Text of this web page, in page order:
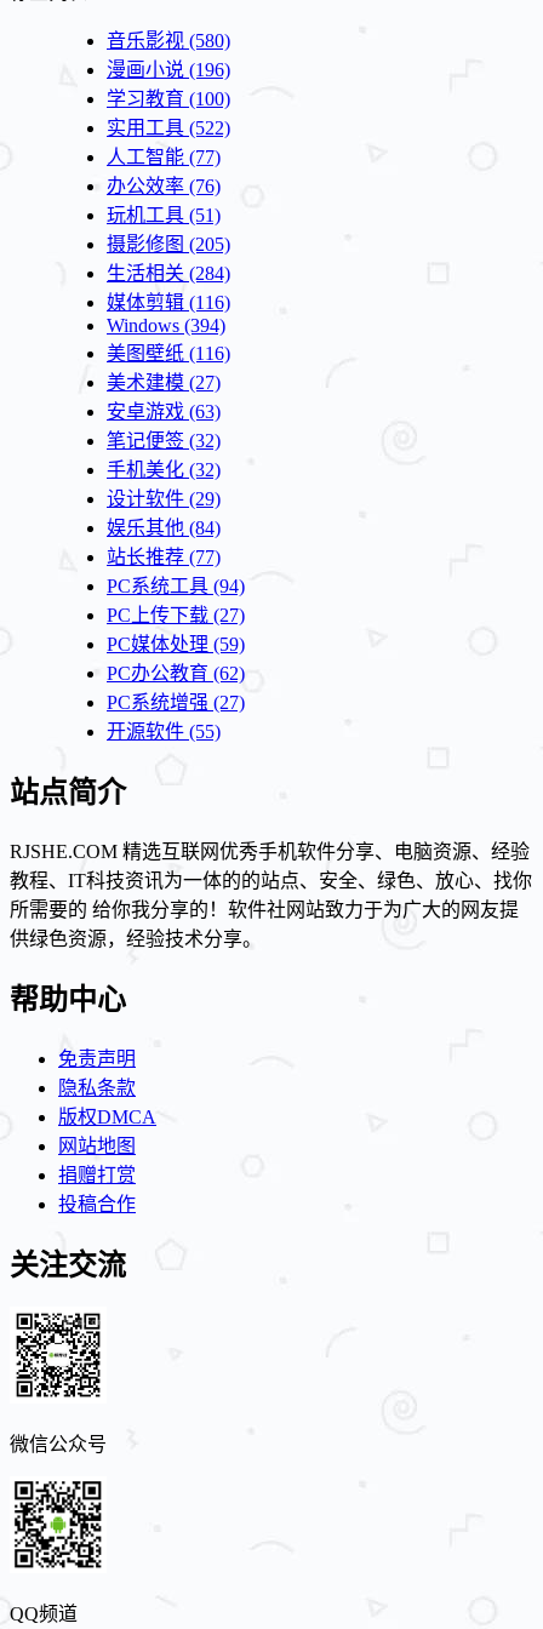
音乐影视 (580)
漫画小说 (196)
学习教育 (100)
实用工具 (522)
人工智能 (77)
办公效率 (76)
玩机工具 (51)
摄影修图 (205)
生活相关 (284)
媒体剪辑 (116)
Windows (394)
美图壁纸 (116)
美术建模 (27)
安卓游戏 (63)
笔记便签 (32)
手机美化 (32)
设计软件 (29)
娱乐其他 (84)
站长推荐 (77)
PC系统工具 (94)
PC上传下载 (27)
PC媒体处理 (59)
PC办公教育 (62)
PC系统增强 (27)
开源软件 (55)
站点简介
RJSHE.COM 精选互联网优秀手机软件分享、电脑资源、经验
教程、IT科技资讯为一体的的站点、安全、绿色、放心、找你
所需要的 给你我分享的！软件社网站致力于为广大的网友提
供绿色资源，经验技术分享。
帮助中心
免责声明
隐私条款
版权DMCA
网站地图
捐赠打赏
投稿合作
关注交流
微信公众号
QQ频道